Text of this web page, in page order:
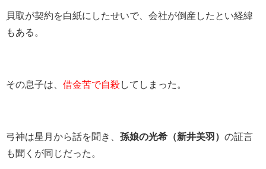
貝取が契約を白紙にしたせいで、会社が倒産したとい経緯
もある。
その息子は、 借金苦で自殺してしまった。
弓神は星月から話を聞き、 孫娘の光希（新井美羽） の証言
も聞くが同じだった。